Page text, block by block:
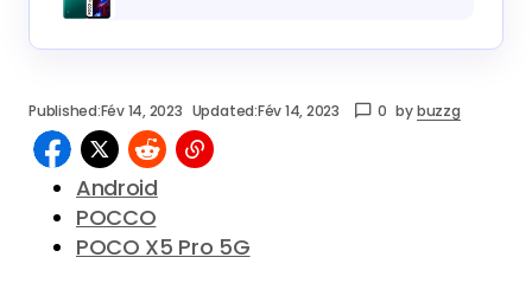
Published:Fév 14, 2023 Updated:Fév 14, 2023 0 bybuzzg
Android
POCCO
POCO X5 Pro 5G